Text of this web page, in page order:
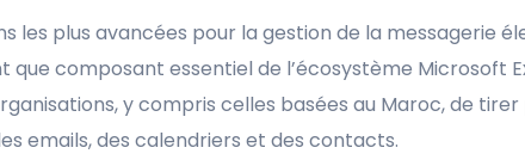
les plus avancées pour la gestion de la messagerie
composant essentiel de l’écosystème Microsoft
y compris celles basées au Maroc, de
emails, des calendriers et des contacts.